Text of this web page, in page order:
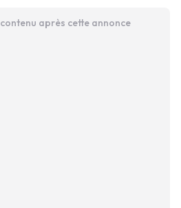
après cette annonce